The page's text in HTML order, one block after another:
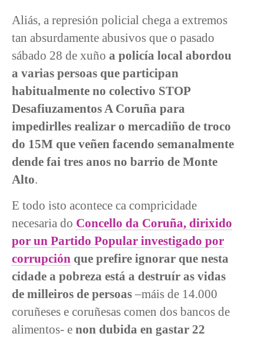
Aliás, a represión policial chega a extremos
tan absurdamente abusivos que o pasado
sábado 28 de xuño a policía local abordou
a varias persoas que participan
habitualmente no colectivo STOP
Desafiuzamentos A Coruña para
impedirlles realizar o mercadiño de troco
do 15M que veñen facendo semanalmente
dende fai tres anos no barrio de Monte
Alto.
E todo isto acontece ca compricidade
necesaria do Concello da Coruña, dirixido
por un Partido Popular investigado por
corrupción que prefire ignorar que nesta
cidade a pobreza está a destruír as vidas
de milleiros de persoas –máis de 14.000
coruñeses e coruñesas comen dos bancos de
alimentos- e non dubida en gastar 22